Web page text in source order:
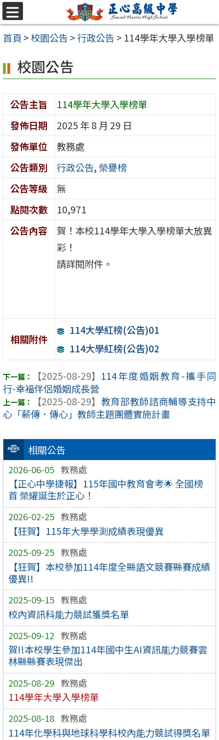
跳至主要內容區
選
單
首頁 >校園公告 >行政公告 > 114學年大學入學榜單
相關公告
2026-06-05 教務處
【正心中學捷報】115年國中教育會考🌟 全國榜
首 榮耀誕生於正心！
2026-02-25 教務處
【狂賀】115年大學學測成績表現優異
2025-09-25 教務處
【狂賀】本校參加114年度全縣語文競賽縣賽成績
優異!!
2025-09-15 教務處
校內資訊科能力競試獲獎名單
2025-09-12 教務處
賀!!本校學生參加114年國中生AI資訊能力競賽雲
林縣縣賽表現傑出
2025-08-29 教務處
114學年大學入學榜單
2025-08-18 教務處
114年化學科與地球科學科校內能力競試得獎名單
校園公告
公告主旨
114學年大學入學榜單
發佈日期
2025 年 8 月 29 日
發佈單位
教務處
公告類別
行政公告, 榮譽榜
公告等級
無
點閱次數
10,971
公告內容
賀！本校114學年大學入學榜單大放異
彩！
請詳閱附件。
相關附件
114大學紅榜(公告)01
114大學紅榜(公告)02
【2025-08-29】 114年度婚姻教育-攜手同
行-幸福伴侶婚姻成長營
【2025-08-29】 教育部教師諮商輔導支持中
心「薪傳．傳心」教師主題團體實施計畫